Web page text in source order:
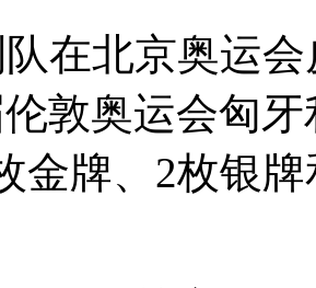
在北京奥运会
敦奥运会匈
金牌、2枚银